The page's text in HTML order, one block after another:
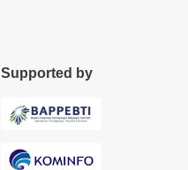
Supported by